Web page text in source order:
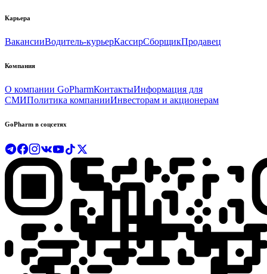
Карьера
ВакансииВодитель-курьерКассирСборщикПродавец
Компания
О компании GoPharmКонтактыИнформация для
СМИПолитика компанииИнвесторам и акционерам
GoPharm в соцсетях